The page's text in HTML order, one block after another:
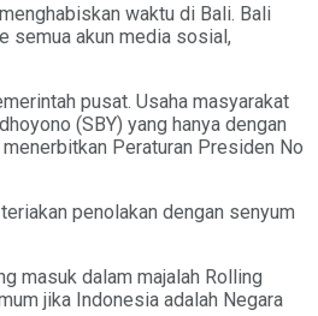
waktu di Bali. Bali
semua akun media sosial,
pusat. Usaha masyarakat
(SBY) yang hanya dengan
Peraturan Presiden No
penolakan dengan senyum
masuk dalam majalah Rolling
jika Indonesia adalah Negara